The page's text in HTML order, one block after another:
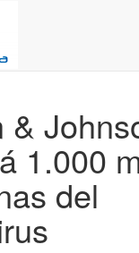
&
1.000
del